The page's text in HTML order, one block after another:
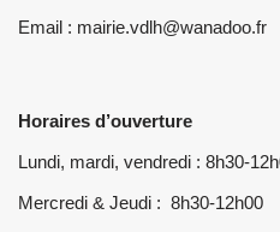
Email : mairie.vdlh@wanadoo.fr
Horaires d’ouverture
Lundi, mardi, vendredi : 8h30-
Mercredi & Jeudi : 8h30-12h00